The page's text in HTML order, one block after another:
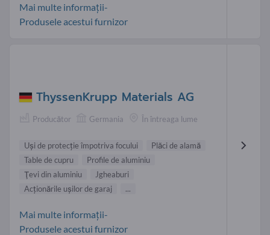
Mai multe informații-
Produsele acestui furnizor
ThyssenKrupp Materials AG
Producător Germania În întreaga lume
Uşi de protecţie împotriva focului
Plăci de alamă
Table de cupru
Profile de aluminiu
Ţevi din aluminiu
Jgheaburi
Acţionările uşilor de garaj
...
Mai multe informații-
Produsele acestui furnizor